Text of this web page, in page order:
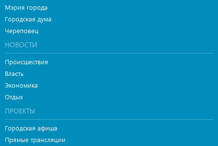
Мэрия города
Городская дума
Череповец
НОВОСТИ
Происшествия
Власть
Экономика
Отдых
ПРОЕКТЫ
Городская афиша
Прямые трансляции